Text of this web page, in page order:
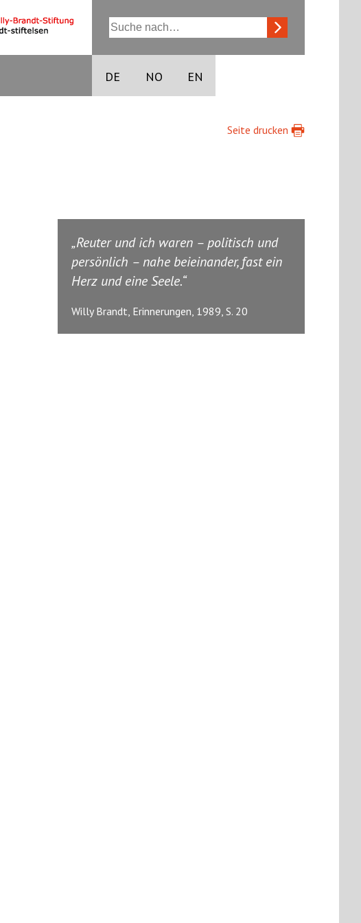
DE NO EN
Seite drucken
Reuter und ich waren – politisch und
persönlich – nahe beieinander, fast ein
Herz und eine Seele.
Willy Brandt, Erinnerungen, 1989, S. 20